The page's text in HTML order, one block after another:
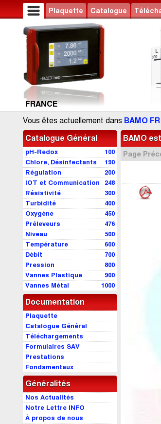
Plaquette Catalogue
FRANCE
Vous êtes actuellement dans BAMO FR
Catalogue Général
100
pH-Redox
190
Chlore, Désinfectants
200
Régulation
248
IOT et Communication
300
Résistivité
400
Turbidité
450
Oxygène
476
Préleveurs
500
Niveau
600
Température
700
Débit
800
Pression
900
Vannes Plastique
1000
Vannes Métal
Documentation
Plaquette
Catalogue Général
Téléchargements
Formulaires SAV
Prestations
Fondamentaux
Généralités
Nos Actualités
Notre Lettre INFO
À propos de nous
BAMO
Page